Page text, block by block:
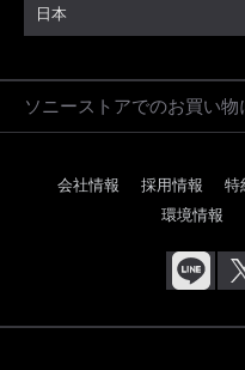
日本
ソニーストアでのお買い物
会社情報 採用情報 特
環境情報